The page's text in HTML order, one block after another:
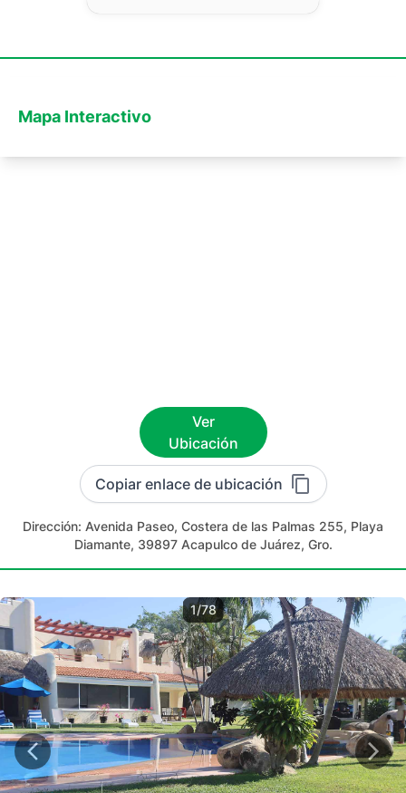
Mapa Interactivo
Ver
Ubicación
Copiar enlace de ubicación
Dirección: Avenida Paseo, Costera de las Palmas 255, Playa
Diamante, 39897 Acapulco de Juárez, Gro.
1/78